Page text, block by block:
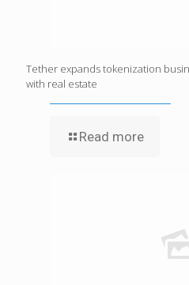
Tether expands tokenization
with real estate
Read more